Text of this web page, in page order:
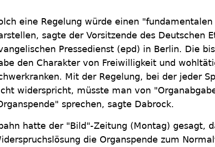
eine Regelung würde einen
sagte der Vorsitzende des Deutschen
Pressedienst (epd) in Berlin. Die
den Charakter von Freiwilligkeit und
Mit der Regelung, bei der jeder
widerspricht, müsste man von
sprechen, sagte Dabrock.
hatte der "Bild"-Zeitung (Montag) gesagt,
die Organspende zum